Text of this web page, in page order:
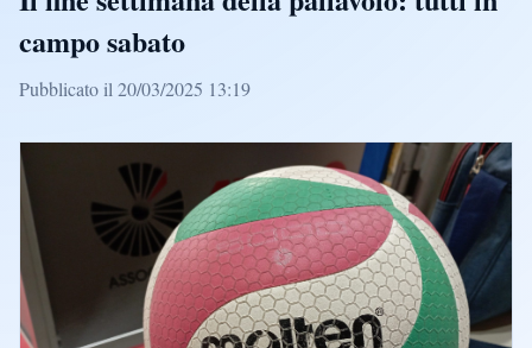
campo sabato
Pubblicato il 20/03/2025 13:19